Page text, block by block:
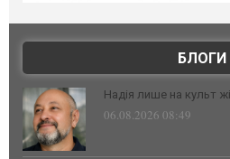
БЛОГИ
Надія лише на культ
06.08.2026 08:49